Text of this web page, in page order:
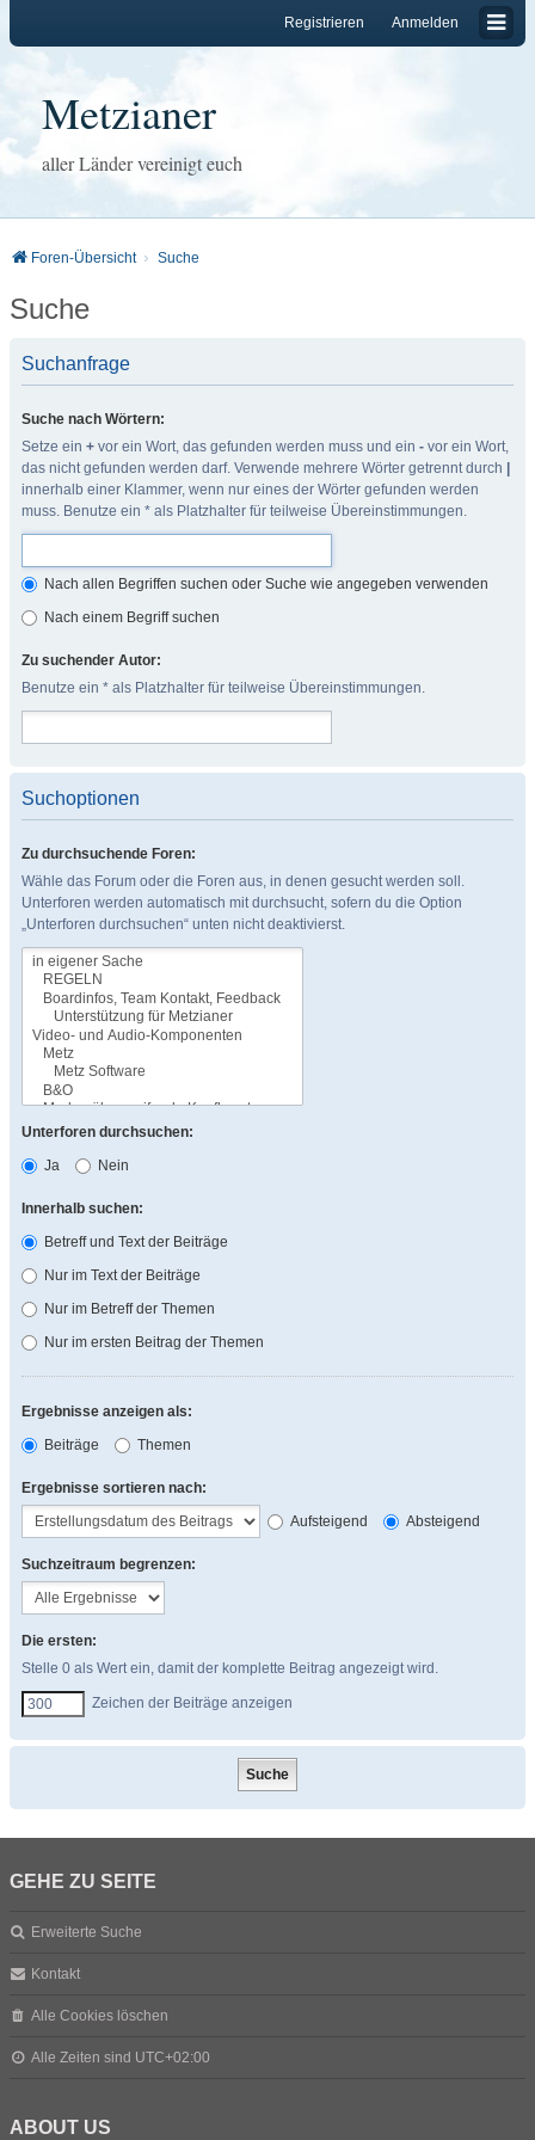
Anmelden
Registrieren
Metzianer
aller Länder vereinigt euch
Foren-Übersicht Suche
Suche
Suchanfrage
Suche nach Wörtern:
Setze ein + vor ein Wort, das gefunden werden muss und ein - vor ein Wort,
das nicht gefunden werden darf. Verwende mehrere Wörter getrennt durch
innerhalb einer Klammer, wenn nur eines der Wörter gefunden werden
muss. Benutze ein * als Platzhalter für teilweise Übereinstimmungen.
Nach allen Begriffen suchen oder Suche wie angegeben verwenden
Nach einem Begriff suchen
Zu suchender Autor:
Benutze ein * als Platzhalter für teilweise Übereinstimmungen.
Suchoptionen
Zu durchsuchende Foren:
Wähle das Forum oder die Foren aus, in denen gesucht werden soll.
Unterforen werden automatisch mit durchsucht, sofern du die Option
„Unterforen durchsuchen“ unten nicht deaktivierst.
Unterforen durchsuchen:
Ja
Nein
Innerhalb suchen:
Betreff und Text der Beiträge
Nur im Text der Beiträge
Nur im Betreff der Themen
Nur im ersten Beitrag der Themen
Ergebnisse anzeigen als:
Beiträge
Themen
Ergebnisse sortieren nach:
Aufsteigend
Absteigend
Suchzeitraum begrenzen:
Die ersten:
Stelle 0 als Wert ein, damit der komplette Beitrag angezeigt wird.
Zeichen der Beiträge anzeigen
GEHE ZU SEITE
Erweiterte Suche
Kontakt
Alle Cookies löschen
Alle Zeiten sind UTC+02:00
ABOUT US